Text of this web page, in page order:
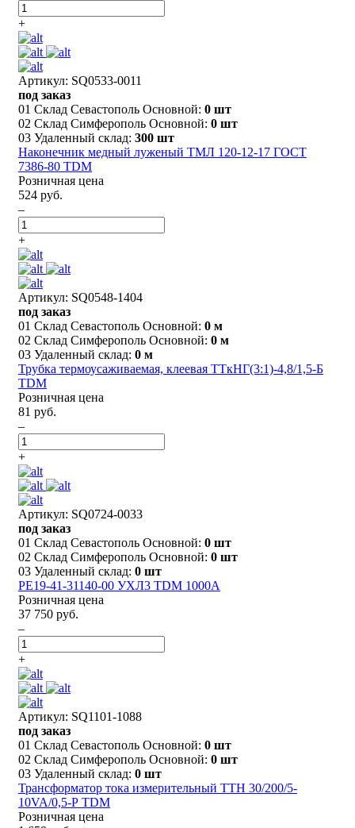
+
Артикул: SQ0533-0011
под заказ
01 Склад Севастополь Основной: 0 шт
02 Склад Симферополь Основной: 0 шт
03 Удаленный склад: 300 шт
Наконечник медный луженый ТМЛ 120-12-17 ГОСТ
7386-80 TDM
Розничная цена
524 руб.
–
+
Артикул: SQ0548-1404
под заказ
01 Склад Севастополь Основной: 0 м
02 Склад Симферополь Основной: 0 м
03 Удаленный склад: 0 м
Трубка термоусаживаемая, клеевая ТТкНГ(3:1)-4,8/1,5-Б
TDM
Розничная цена
81 руб.
–
+
Артикул: SQ0724-0033
под заказ
01 Склад Севастополь Основной: 0 шт
02 Склад Симферополь Основной: 0 шт
03 Удаленный склад: 0 шт
РЕ19-41-31140-00 УХЛ3 TDM 1000A
Розничная цена
37 750 руб.
–
+
Артикул: SQ1101-1088
под заказ
01 Склад Севастополь Основной: 0 шт
02 Склад Симферополь Основной: 0 шт
03 Удаленный склад: 0 шт
Трансформатор тока измерительный ТТН 30/200/5-
10VA/0,5-Р TDM
Розничная цена